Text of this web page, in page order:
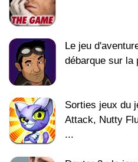
Le jeu
débarque sur la
Sorties jeux du
Attack, Nutty
...